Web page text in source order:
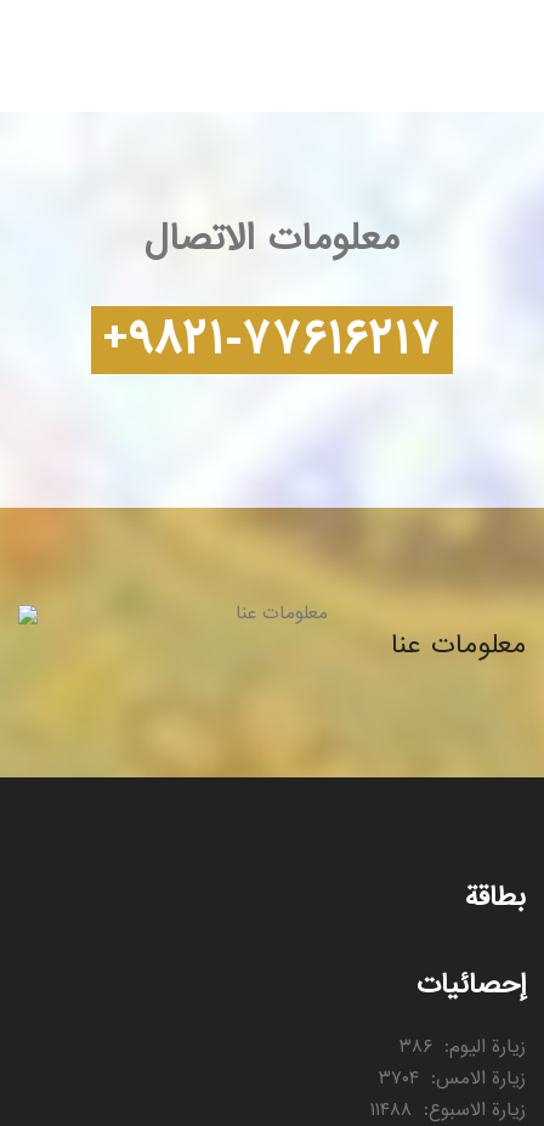
معلومات الاتصال
+۹۸۲۱-۷۷۶۱۶۲۱۷
معلومات عنا
بطاقة
إحصائيات
زيارة اليوم: ۳۸۶
زيارة الامس: ۳۷۰۴
زيارة الاسبوع: ۱۱۴۸۸